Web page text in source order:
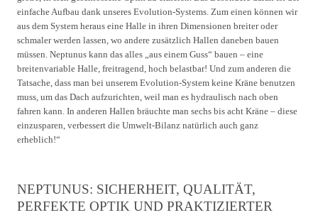
einfache Aufbau dank unseres Evolution-Systems. Zum einen können wir
aus dem System heraus eine Halle in ihren Dimensionen breiter oder
schmaler werden lassen, wo andere zusätzlich Hallen daneben bauen
müssen. Neptunus kann das alles „aus einem Guss“ bauen – eine
breitenvariable Halle, freitragend, hoch belastbar! Und zum anderen die
Tatsache, dass man bei unserem Evolution-System keine Kräne benutzen
muss, um das Dach aufzurichten, weil man es hydraulisch nach oben
fahren kann. In anderen Hallen bräuchte man sechs bis acht Kräne – diese
einzusparen, verbessert die Umwelt-Bilanz natürlich auch ganz
erheblich!“
NEPTUNUS: SICHERHEIT, QUALITÄT,
PERFEKTE OPTIK UND PRAKTIZIERTER